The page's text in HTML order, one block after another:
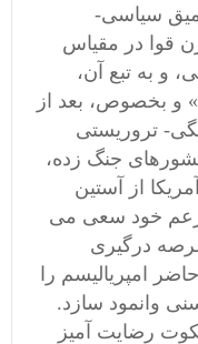
عمیق سیاسی-
قوا در مقیاس
و به تبع آن،
بخصوص، بعد از
تروریستی
جنگ زده،
از آستین
بزعم خود سعی می
درگیری
امپریالیسم را
وانمود سازد.
رضایت آمیز